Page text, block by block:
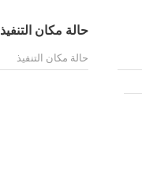
حالة مكان